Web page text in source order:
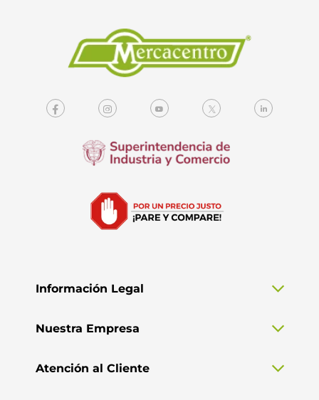
Información Legal
Nuestra Empresa
Atención al Cliente